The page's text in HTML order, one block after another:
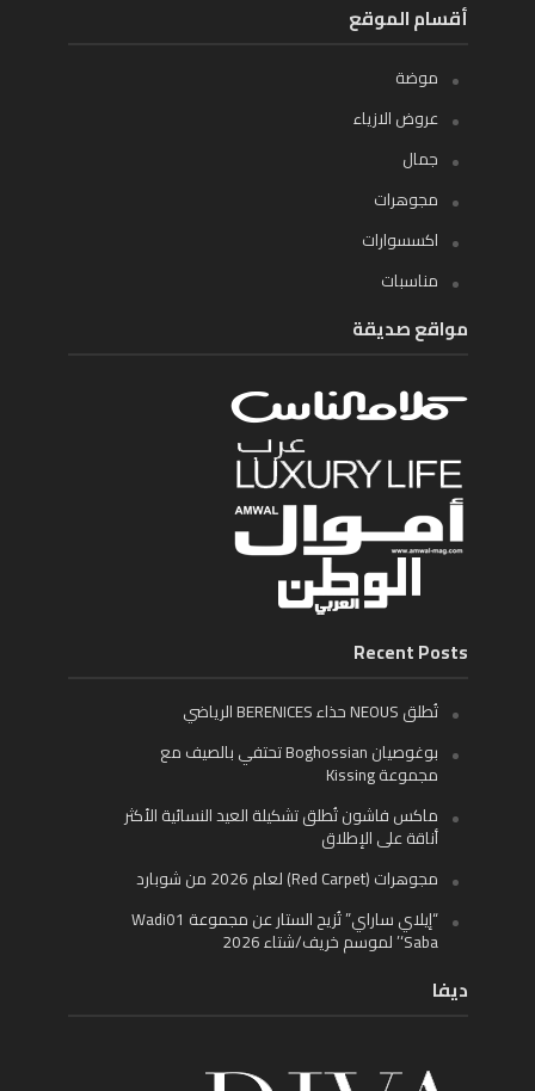
أقسام الموقع
موضة
عروض الازياء
جمال
مجوهرات
اكسسوارات
مناسبات
مواقع صديقة
Recent Posts
تُطلق NEOUS حذاء BERENICES الرياضي
بوغوصيان Boghossian تحتفي بالصيف مع
مجموعة Kissing
ماكس فاشون تُطلق تشكيلة العيد النسائية الأكثر
أناقة على الإطلاق
مجوهرات (Red Carpet) لعام 2026 من شوبارد
“إيلاي ساراي” تُزيح الستار عن مجموعة Wadi01
‘Saba’ لموسم خريف/شتاء 2026
ديفا